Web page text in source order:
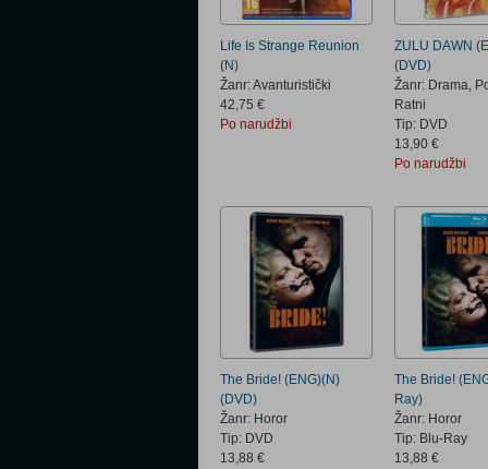
Life Is Strange Reunion
(N)
Žanr: Avanturistički
42,75 €
Po narudžbi
ZULU DAWN
(DVD)
Žanr: Drama,
Ratni
Tip: DVD
13,90 €
Po narudžbi
The Bride! (ENG)(N)
(DVD)
Žanr: Horor
Tip: DVD
13,88 €
The Bride!
Ray)
Žanr: Horor
Tip: Blu-Ray
13,88 €